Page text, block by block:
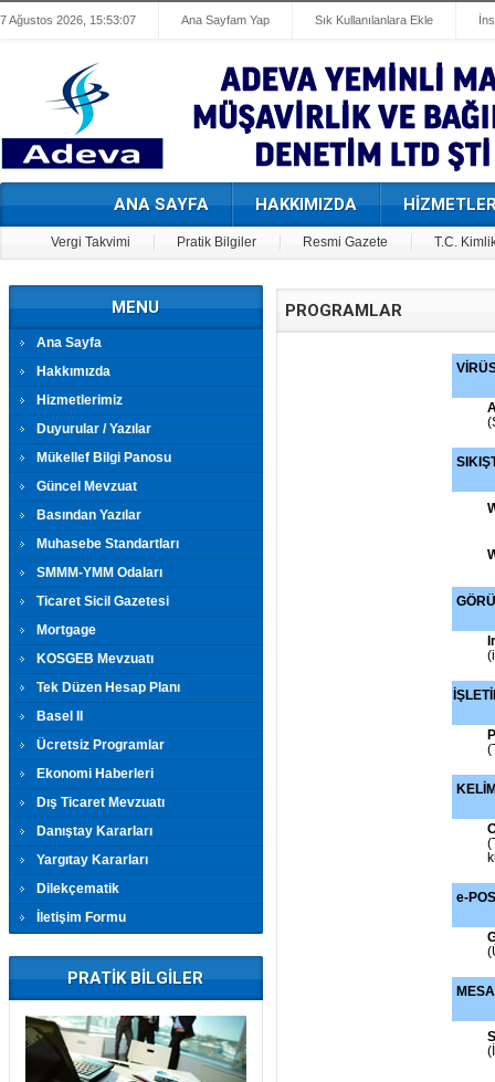
7 Ağustos 2026, 15:53:07 Ana Sayfam Yap Sık Kullanılanlara Ekle
ANA SAYFA HAKKIMIZDA
Vergi Takvimi Pratik Bilgiler Resmi Gazete T.C.
MENU
Ana Sayfa
Hakkımızda
Hizmetlerimiz
Duyurular / Yazılar
Mükellef Bilgi Panosu
Güncel Mevzuat
Basından Yazılar
Muhasebe Standartları
SMMM-YMM Odaları
Ticaret Sicil Gazetesi
Mortgage
KOSGEB Mevzuatı
Tek Düzen Hesap Planı
Basel II
Ücretsiz Programlar
Ekonomi Haberleri
Dış Ticaret Mevzuatı
Danıştay Kararları
Yargıtay Kararları
Dilekçematik
İletişim Formu
PRATİK BİLGİLER
PROGRAMLAR
e-